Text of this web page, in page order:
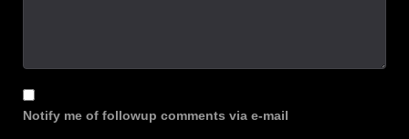
Notify me of followup comments via e-mail